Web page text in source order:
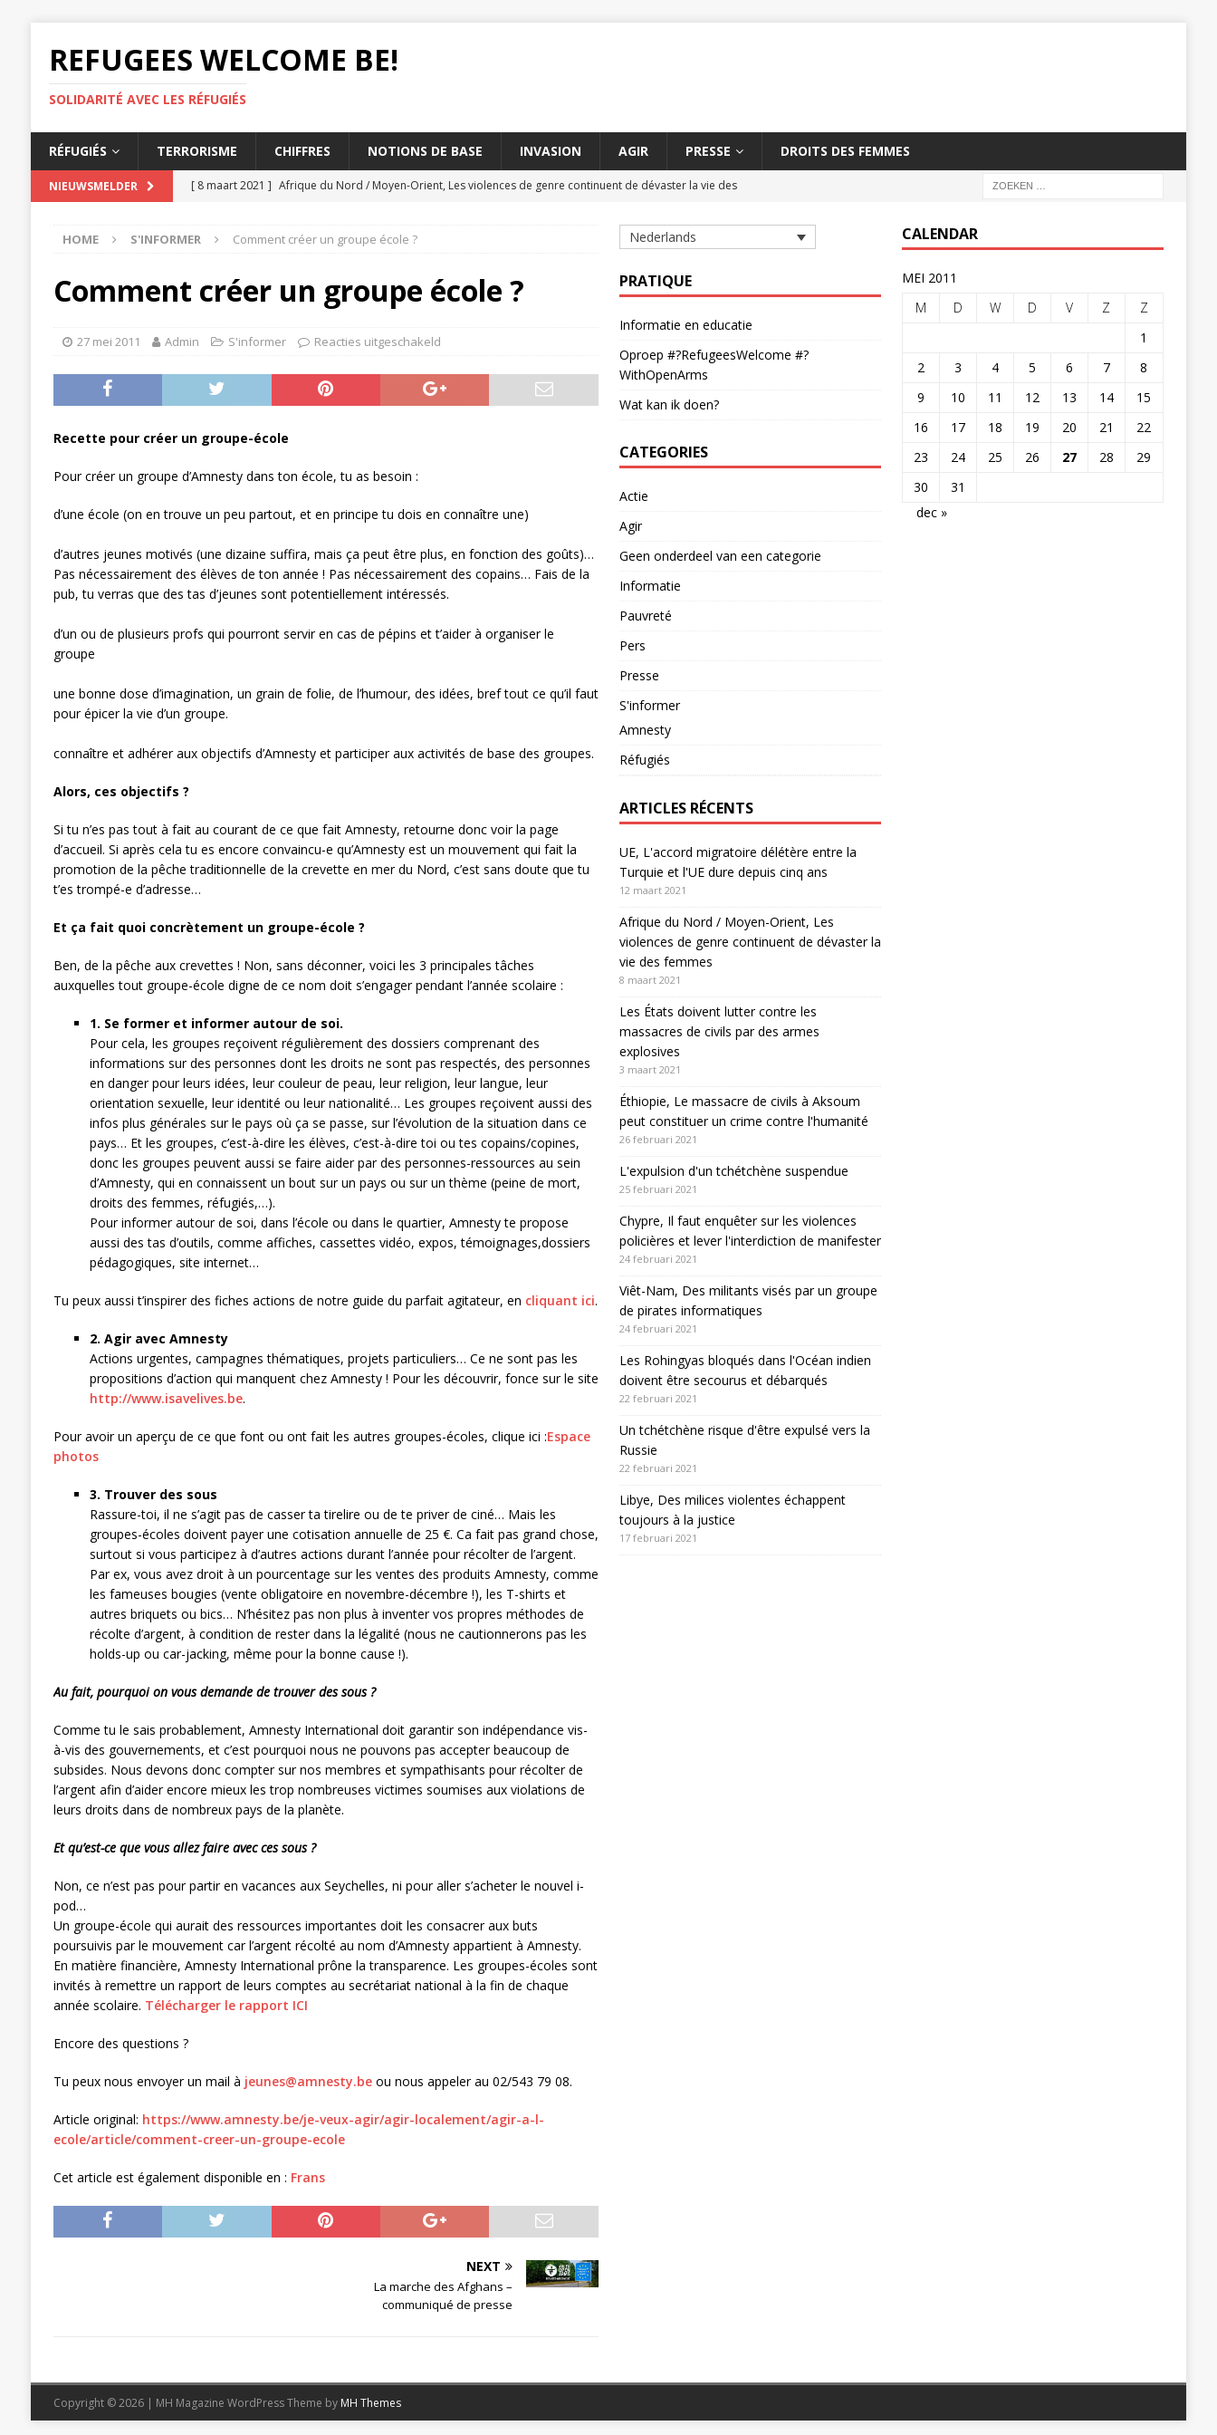
REFUGEES WELCOME BE!
SOLIDARITÉ AVEC LES RÉFUGIÉS
RÉFUGIÉS TERRORISME CHIFFRES NOTIONS DE BASE INVASION AGIR PRESSE DROITS DES FEMMES
NIEUWSMELDER [ 8 maart 2021 ] Afrique du Nord / Moyen-Orient, Les violences de genre continuent de dévaster la vie des
[ 3 maart 2021 ] Les États doivent lutter contre les massacres de civils par des armes explosives
AMNESTY
[ 26 februari 2021 ]
Éthiopie, Le massacre de civils à Aksoum peut constituer un crime contre l'humanité
[ 25 februari 2021 ]
L'expulsion d'un tchétchène suspendue
UE, L'accord migratoire délétère entre la Turquie et l'UE dure depuis cinq ans AMNESTY
HOME S'INFORMER Comment créer un groupe école ?
Comment créer un groupe école ?
27 mei 2011 Admin S'informer Reacties uitgeschakeld
Recette pour créer un groupe-école
Pour créer un groupe d’Amnesty dans ton école, tu as besoin :
d’une école (on en trouve un peu partout, et en principe tu dois en connaître une)
d’autres jeunes motivés (une dizaine suffira, mais ça peut être plus, en fonction des goûts)…
Pas nécessairement des élèves de ton année ! Pas nécessairement des copains… Fais de la
pub, tu verras que des tas d’jeunes sont potentiellement intéressés.
d’un ou de plusieurs profs qui pourront servir en cas de pépins et t’aider à organiser le
groupe
une bonne dose d’imagination, un grain de folie, de l’humour, des idées, bref tout ce qu’il faut
pour épicer la vie d’un groupe.
connaître et adhérer aux objectifs d’Amnesty et participer aux activités de base des groupes.
Alors, ces objectifs ?
Si tu n’es pas tout à fait au courant de ce que fait Amnesty, retourne donc voir la page
d’accueil. Si après cela tu es encore convaincu-e qu’Amnesty est un mouvement qui fait la
promotion de la pêche traditionnelle de la crevette en mer du Nord, c’est sans doute que tu
t’es trompé-e d’adresse…
Et ça fait quoi concrètement un groupe-école ?
Ben, de la pêche aux crevettes ! Non, sans déconner, voici les 3 principales tâches
auxquelles tout groupe-école digne de ce nom doit s’engager pendant l’année scolaire :
1. Se former et informer autour de soi.
Pour cela, les groupes reçoivent régulièrement des dossiers comprenant des
informations sur des personnes dont les droits ne sont pas respectés, des personnes
en danger pour leurs idées, leur couleur de peau, leur religion, leur langue, leur
orientation sexuelle, leur identité ou leur nationalité… Les groupes reçoivent aussi des
infos plus générales sur le pays où ça se passe, sur l’évolution de la situation dans ce
pays… Et les groupes, c’est-à-dire les élèves, c’est-à-dire toi ou tes copains/copines,
donc les groupes peuvent aussi se faire aider par des personnes-ressources au sein
d’Amnesty, qui en connaissent un bout sur un pays ou sur un thème (peine de mort,
droits des femmes, réfugiés,…).
Pour informer autour de soi, dans l’école ou dans le quartier, Amnesty te propose
aussi des tas d’outils, comme affiches, cassettes vidéo, expos, témoignages,dossiers
pédagogiques, site internet…
Tu peux aussi t’inspirer des fiches actions de notre guide du parfait agitateur, en cliquant ici.
2. Agir avec Amnesty
Actions urgentes, campagnes thématiques, projets particuliers… Ce ne sont pas les
propositions d’action qui manquent chez Amnesty ! Pour les découvrir, fonce sur le site
http://www.isavelives.be.
Pour avoir un aperçu de ce que font ou ont fait les autres groupes-écoles, clique ici :Espace
photos
3. Trouver des sous
Rassure-toi, il ne s’agit pas de casser ta tirelire ou de te priver de ciné… Mais les
groupes-écoles doivent payer une cotisation annuelle de 25 €. Ca fait pas grand chose,
surtout si vous participez à d’autres actions durant l’année pour récolter de l’argent.
Par ex, vous avez droit à un pourcentage sur les ventes des produits Amnesty, comme
les fameuses bougies (vente obligatoire en novembre-décembre !), les T-shirts et
autres briquets ou bics… N’hésitez pas non plus à inventer vos propres méthodes de
récolte d’argent, à condition de rester dans la légalité (nous ne cautionnerons pas les
holds-up ou car-jacking, même pour la bonne cause !).
Au fait, pourquoi on vous demande de trouver des sous ?
Comme tu le sais probablement, Amnesty International doit garantir son indépendance vis-
à-vis des gouvernements, et c’est pourquoi nous ne pouvons pas accepter beaucoup de
subsides. Nous devons donc compter sur nos membres et sympathisants pour récolter de
l’argent afin d’aider encore mieux les trop nombreuses victimes soumises aux violations de
leurs droits dans de nombreux pays de la planète.
Et qu’est-ce que vous allez faire avec ces sous ?
Non, ce n’est pas pour partir en vacances aux Seychelles, ni pour aller s’acheter le nouvel i-
pod…
Un groupe-école qui aurait des ressources importantes doit les consacrer aux buts
poursuivis par le mouvement car l’argent récolté au nom d’Amnesty appartient à Amnesty.
En matière financière, Amnesty International prône la transparence. Les groupes-écoles sont
invités à remettre un rapport de leurs comptes au secrétariat national à la fin de chaque
année scolaire. Télécharger le rapport ICI
Encore des questions ?
Tu peux nous envoyer un mail à jeunes@amnesty.beou nous appeler au 02/543 79 08.
Article original: https://www.amnesty.be/je-veux-agir/agir-localement/agir-a-l-
ecole/article/comment-creer-un-groupe-ecole
Cet article est également disponible en : Frans
NEXT
La marche des Afghans –
communiqué de presse
Nederlands
PRATIQUE
Informatie en educatie
Oproep #?RefugeesWelcome #?
WithOpenArms
Wat kan ik doen?
CATEGORIES
Actie
Agir
Geen onderdeel van een categorie
Informatie
Pauvreté
Pers
Presse
S'informer
Amnesty
Réfugiés
ARTICLES RÉCENTS
UE, L'accord migratoire délétère entre la
Turquie et l'UE dure depuis cinq ans
12 maart 2021
Afrique du Nord / Moyen-Orient, Les
violences de genre continuent de dévaster la
vie des femmes
8 maart 2021
Les États doivent lutter contre les
massacres de civils par des armes
explosives
3 maart 2021
Éthiopie, Le massacre de civils à Aksoum
peut constituer un crime contre l'humanité
26 februari 2021
L'expulsion d'un tchétchène suspendue
25 februari 2021
Chypre, Il faut enquêter sur les violences
policières et lever l'interdiction de manifester
24 februari 2021
Viêt-Nam, Des militants visés par un groupe
de pirates informatiques
24 februari 2021
Les Rohingyas bloqués dans l'Océan indien
doivent être secourus et débarqués
22 februari 2021
Un tchétchène risque d'être expulsé vers la
Russie
22 februari 2021
Libye, Des milices violentes échappent
toujours à la justice
17 februari 2021
CALENDAR
MEI 2011
M
D W D V Z
Z
1
2
3 4 5 6 7
8
9
10 11 12 13 14
15
16
17 18 19 20 21
22
23
24 25 26 27 28
29
30
31
dec »
Copyright © 2026 | MH Magazine WordPress Theme by MH Themes